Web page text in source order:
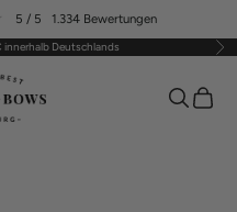
5 / 5 1.334 Bewertungen
innerhalb Deutschlands Vor
Suchen